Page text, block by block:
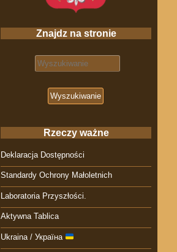
Znajdz na stronie
Search for:
Rzeczy ważne
Deklaracja Dostępności
Standardy Ochrony Małoletnich
Laboratoria Przyszłości.
Aktywna Tablica
Ukraina / Україна